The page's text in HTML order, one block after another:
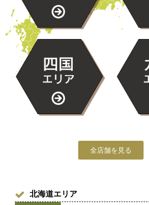
全店舗を見る
北海道エリア